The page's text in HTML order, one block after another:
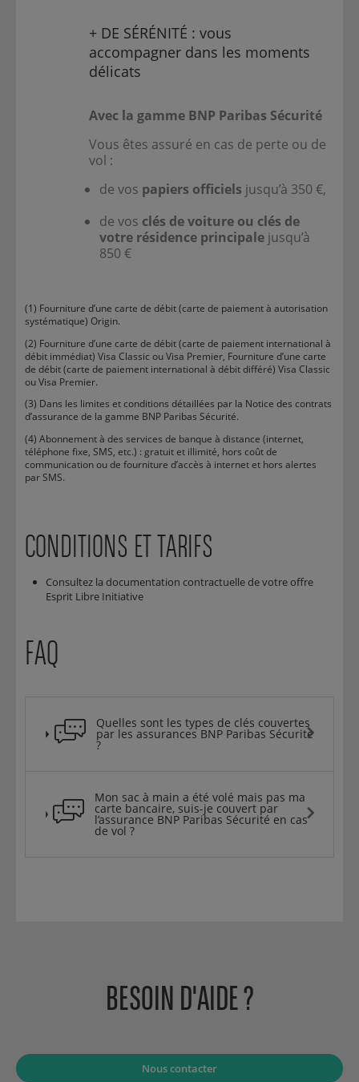
+ DE SÉRÉNITÉ : vous
accompagner dans les moments
délicats
Avec la gamme BNP Paribas Sécurité
Vous êtes assuré en cas de perte ou de
vol :
de vos papiers officiels jusqu’à 350 €,
de vos clés de voiture ou clés de
votre résidence principale jusqu’à
850 €
(1) Fourniture d’une carte de débit (carte de paiement à autorisation
systématique) Origin.
(2) Fourniture d’une carte de débit (carte de paiement international à
débit immédiat) Visa Classic ou Visa Premier, Fourniture d’une carte
de débit (carte de paiement international à débit différé) Visa Classic
ou Visa Premier.
(3) Dans les limites et conditions détaillées par la Notice des contrats
d’assurance de la gamme BNP Paribas Sécurité.
(4) Abonnement à des services de banque à distance (internet,
téléphone fixe, SMS, etc.) : gratuit et illimité, hors coût de
communication ou de fourniture d’accès à internet et hors alertes
par SMS.
CONDITIONS ET TARIFS
Consultez la documentation contractuelle de votre offre
Esprit Libre Initiative
FAQ
Quelles sont les types de clés couvertes
par les assurances BNP Paribas Sécurité
?
Mon sac à main a été volé mais pas ma
carte bancaire, suis-je couvert par
l’assurance BNP Paribas Sécurité en cas
de vol ?
BESOIN D'AIDE ?
Nous contacter